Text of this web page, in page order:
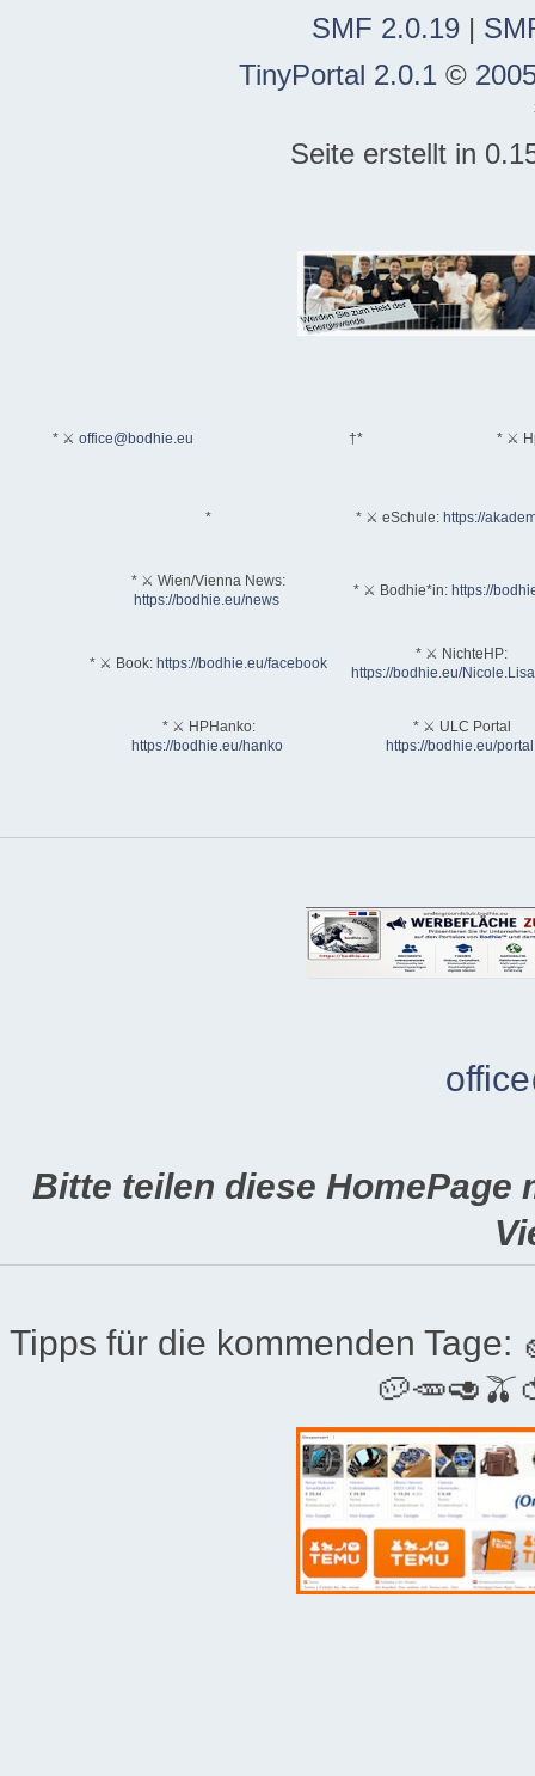
SMF 2.0.19|
TinyPortal 2.0.1©
Seite erstellt in
* ⚔ office@bodhie.eu †* * ⚔
* * ⚔ eSchule: https://
* ⚔ Wien/Vienna News:
https://bodhie.eu/news
* ⚔ Bodhie*in: https://
* ⚔ Book: https://bodhie.eu/facebook
* ⚔ NichteHP:
https://bodhie.eu/
* ⚔ HPHanko:
https://bodhie.eu/hanko
* ⚔ ULC Portal
https://bodhie.eu/portal
Bitte teilen diese HomePage
Tipps für die kommenden